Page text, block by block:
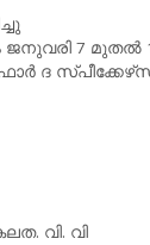
7 മുതല്‍
ദ
വി. വി